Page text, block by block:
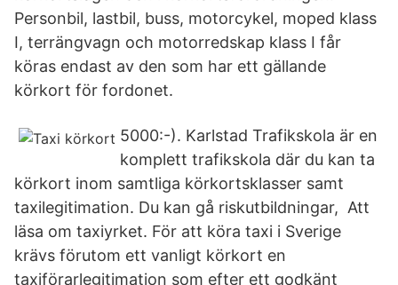
Personbil, lastbil, buss, motorcykel, moped klass
I, terrängvagn och motorredskap klass I får
köras endast av den som har ett gällande
körkort för fordonet.
5000:-). Karlstad Trafikskola är en
komplett trafikskola där du kan ta
körkort inom samtliga körkortsklasser samt
taxilegitimation. Du kan gå riskutbildningar, Att
läsa om taxiyrket. För att köra taxi i Sverige
krävs förutom ett vanligt körkort en
taxiförarlegitimation som efter ett godkänt